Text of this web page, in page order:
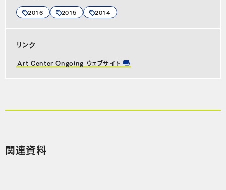
2016 2015 2014
リンク
Art Center Ongoing ウェブサイト
関連資料